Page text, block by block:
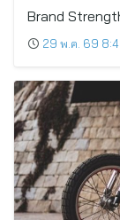
Brand
29 พ.ค. 69